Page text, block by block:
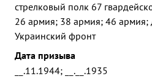
стрелковый полк 67
26 армия; 38 армия; 46
Украинский фронт
Дата призыва
__.11.1944; __.__.1935